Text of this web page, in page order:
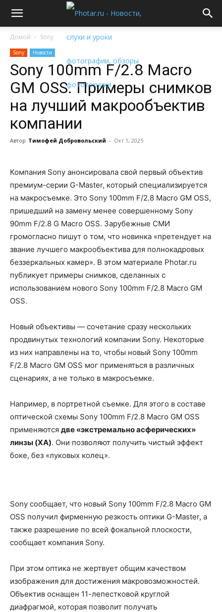
Домой Sony
Sony Новости
Sony 100mm F/2.8 Macro
GM OSS. Примеры снимков
на лучший макрообъектив
компании
Автор Тимофей Добровольский - Окт 1, 2025
Компания Sony анонсировала свой первый объектив
премиум-серии G-Master, который специализируется
на макросъемке. Это Sony 100mm F/2.8 Macro GM OSS,
пришедший на замену менее совершенному Sony
90mm F/2.8 G Macro OSS. Зарубежные СМИ
громогласно пишут о том, что новинка «претендует на
звание лучшего макрообъектива для полнокадровых
беззеркальных камер». В этом материале Photar.ru
публикует примеры снимков, сделанных с
использованием нового Sony 100mm F/2.8 Macro GM
OSS.
Новый объективы — сочетание сразу нескольких
продвинутых технологий компании Sony. Некоторые
из них направлены на то, чтобы новый Sony 100mm
F/2.8 Macro GM OSS мог применяться в различных
сценариях, а не только в макросъемке.
Например, в портретной съемке. Для этого в составе
оптической схемы Sony 100mm F/2.8 Macro GM OSS
применяются две «экстремально асферических»
линзы (XA). Они позволяют получить чистый эффект
боке, без «луковых колец».
Sony сообщает, что новый Sony 100mm F/2.8 Macro GM
OSS получил фирменную резкость оптики G-Master, а
также разрешение по всей фокальной плоскости,
сообщает компания Sony.
При этом оптика не жертвует общим качеством
изображения для достижения макровозможностей.
Объектив оснащен 11-лепестковой круглой
диафрагмой, которая позволит получать